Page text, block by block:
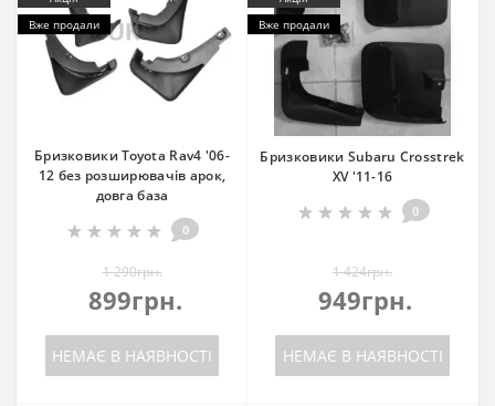
Вже продали
Бризковики Toyota Rav4 '06-
12 без розширювачів арок,
довга база
0
1 290грн.
899грн.
НЕМАЄ В НАЯВНОСТІ
Вже продали
Бризковики Subaru Crosstrek
XV '11-16
0
1 424грн.
949грн.
НЕМАЄ В НАЯВНОСТІ